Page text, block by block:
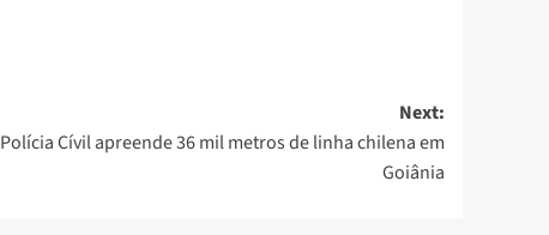
Next:
Polícia Cívil apreende 36 mil metros de linha chilena em
Goiânia